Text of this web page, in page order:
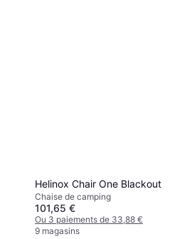
Helinox Chair One Blackout
Chaise de camping
101,65 €
Ou 3 paiements de 33,88 €
9 magasins